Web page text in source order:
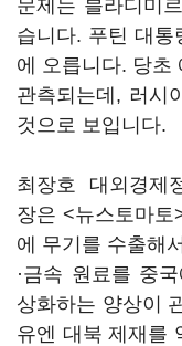
문제는 블라디미
습니다. 푸틴 대
에 오릅니다. 당초
관측되는데, 러시
것으로 보입니다.
최장호 대외경제
장은 <뉴스토마
에 무기를 수출해
·금속 원료를 중
상화하는 양상이
유엔 대북 제재를